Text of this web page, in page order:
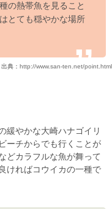
の熱帯魚を見ること
とても穏やかな場所
出典： http://www.san-ten.net/point.html
緩やかな大崎ハナゴイリ
ーチからでも行くことが
どカラフルな魚が舞って
ければコウイカの一種で